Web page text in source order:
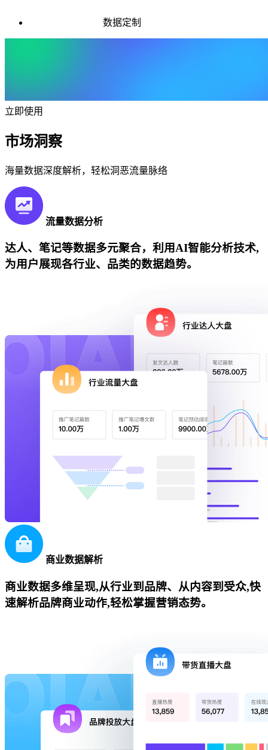
数据定制
立即使用
市场洞察
海量数据深度解析，轻松洞恶流量脉络
流量数据分析
达人、笔记等数据多元聚合，利用AI智能分析技术,
为用户展现各行业、品类的数据趋势。
商业数据解析
商业数据多维呈现,从行业到品牌、从内容到受众,快
速解析品牌商业动作,轻松掌握营销态势。